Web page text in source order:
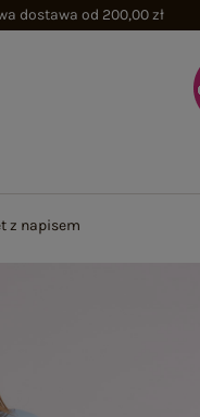
dostawa od 200,00 zł
z napisem